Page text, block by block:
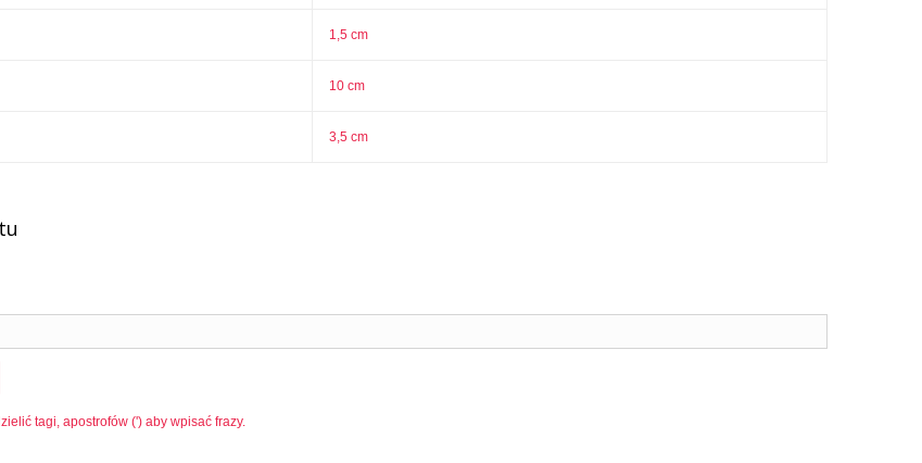
1,5 cm
10 cm
3,5 cm
tagi, apostrofów (') aby wpisać frazy.